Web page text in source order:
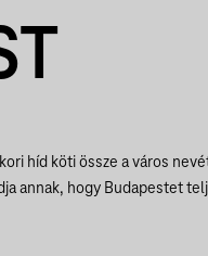
híd köti össze a város
annak, hogy Budapestet